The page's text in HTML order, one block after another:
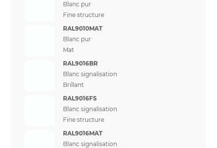
Blanc pur
Fine structure
RAL9010MAT
Blanc pur
Mat
RAL9016BR
Blanc signalisation
Brillant
RAL9016FS
Blanc signalisation
Fine structure
RAL9016MAT
Blanc signalisation